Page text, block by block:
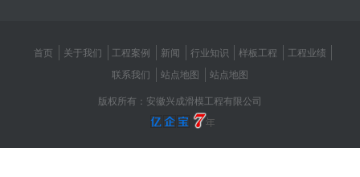
首页 关于我们 工程案例 新闻 行业知识 样板工程
工程业绩
联系我们
站点地图
站点地图
版权所有：安徽兴成滑模工程有限公司